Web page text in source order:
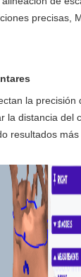
precisas,
la precisión
la distancia del
resultados